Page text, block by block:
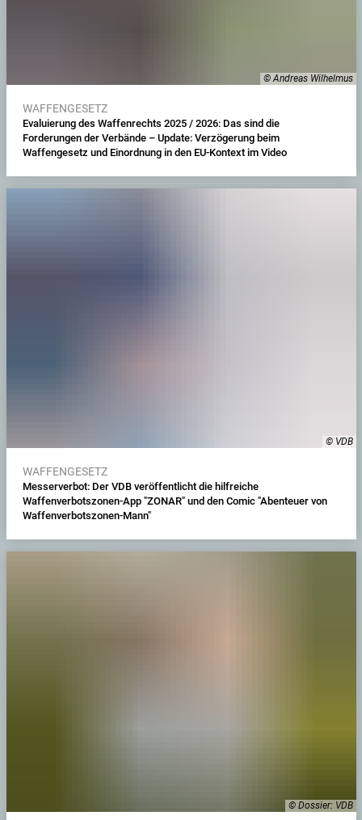
© Andreas Wilhelmus
WAFFENGESETZ
Evaluierung des Waffenrechts 2025 / 2026: Das sind die
Forderungen der Verbände – Update: Verzögerung beim
Waffengesetz und Einordnung in den EU-Kontext im Video
© VDB
WAFFENGESETZ
Messerverbot: Der VDB veröffentlicht die hilfreiche
Waffenverbotszonen-App "ZONAR" und den Comic "Abenteuer von
Waffenverbotszonen-Mann"
© Dossier: VDB